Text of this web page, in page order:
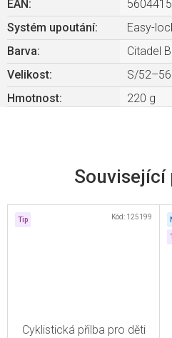
Související
Tip
Cyklistická přilba pro děti
Kód: 125199
EAN :
Systém upoutání:
Easy-
Barva:
Citadel
Velikost:
S/
Hmotnost: 220 g